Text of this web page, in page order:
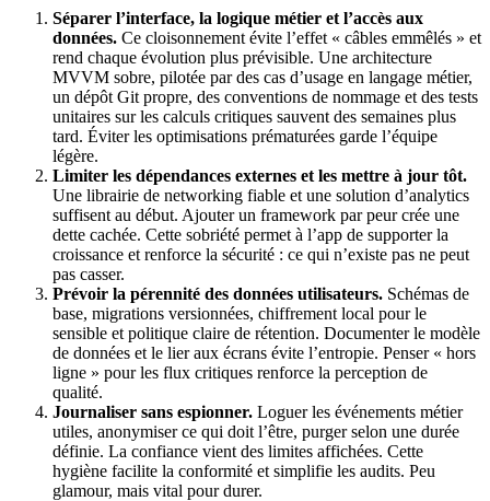
Séparer l’interface, la logique métier et l’accès aux
données. Ce cloisonnement évite l’effet « câbles emmêlés » et
rend chaque évolution plus prévisible. Une architecture
MVVM sobre, pilotée par des cas d’usage en langage métier,
un dépôt Git propre, des conventions de nommage et des tests
unitaires sur les calculs critiques sauvent des semaines plus
tard. Éviter les optimisations prématurées garde l’équipe
légère.
Limiter les dépendances externes et les mettre à jour tôt.
Une librairie de networking fiable et une solution d’analytics
suffisent au début. Ajouter un framework par peur crée une
dette cachée. Cette sobriété permet à l’app de supporter la
croissance et renforce la sécurité : ce qui n’existe pas ne peut
pas casser.
Prévoir la pérennité des données utilisateurs. Schémas de
base, migrations versionnées, chiffrement local pour le
sensible et politique claire de rétention. Documenter le modèle
de données et le lier aux écrans évite l’entropie. Penser « hors
ligne » pour les flux critiques renforce la perception de
qualité.
Journaliser sans espionner. Loguer les événements métier
utiles, anonymiser ce qui doit l’être, purger selon une durée
définie. La confiance vient des limites affichées. Cette
hygiène facilite la conformité et simplifie les audits. Peu
glamour, mais vital pour durer.